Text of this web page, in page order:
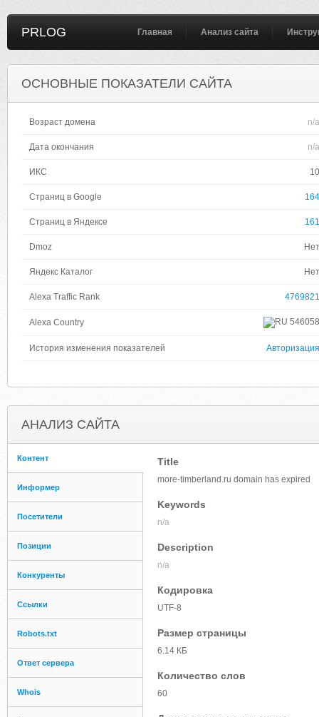
PRLOG Главная Анализ сайта
ОСНОВНЫЕ ПОКАЗАТЕЛИ САЙТА
Возраст домена n/a
Дата окончания n/a
ИКС 10
Страниц в Google 164
Страниц в Яндексе 161
Dmoz Нет
Яндекс Каталог Нет
Alexa Traffic Rank 4769821
Alexa Country 546058
История изменения показателей Авторизация
АНАЛИЗ САЙТА
Контент
Информер
Посетители
Позиции
Конкуренты
Ссылки
Robots.txt
Ответ сервера
Whois
Title
more-timberland.ru domain has expired
Keywords
n/a
Description
n/a
Кодировка
UTF-8
Размер страницы
6.14 КБ
Количество слов
60